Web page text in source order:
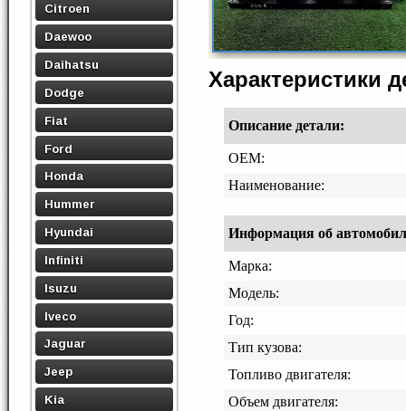
Citroen
Daewoo
Daihatsu
Dodge
Fiat
Ford
Honda
Hummer
Hyundai
Infiniti
Isuzu
Iveco
Jaguar
Jeep
Kia
Характеристики
Описание детали:
OEM:
Наименование:
Информация об
Марка:
Модель:
Год:
Тип кузова:
Топливо двигателя:
Объем двигателя: